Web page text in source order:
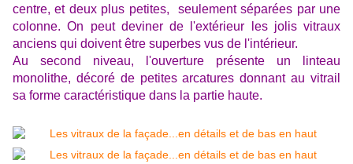
centre, et deux plus petites, seulement séparées par une
colonne. On peut deviner de l'extérieur les jolis vitraux
anciens qui doivent être superbes vus de l'intérieur.
Au second niveau, l'ouverture présente un linteau
monolithe, décoré de petites arcatures donnant au vitrail
sa forme caractéristique dans la partie haute.